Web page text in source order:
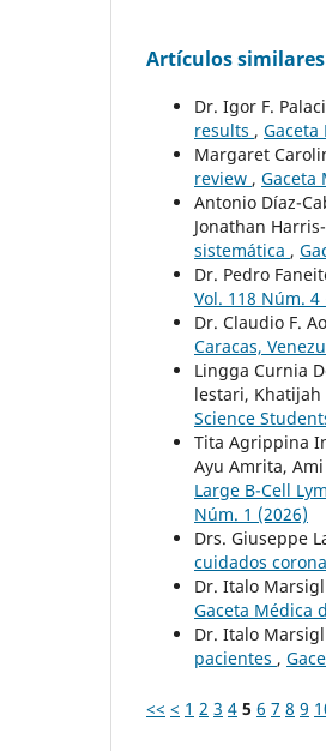
Artículos similares
Dr. Igor F.
results , Gaceta
Margaret
review , Gaceta
Antonio Díaz-
Jonathan
sistemática ,
Dr. Pedro
Vol. 118 Núm. 4
Dr. Claudio F.
Caracas,
Lingga Curnia
lestari,
Science
Tita Agrippina
Ayu Amrita,
Large B-Cell
Núm. 1 (2026)
Drs. Giuseppe
cuidados
Dr. Italo
Gaceta Médica
Dr. Italo
pacientes ,
<< < 1 2 3 4 5 6 7 8 9